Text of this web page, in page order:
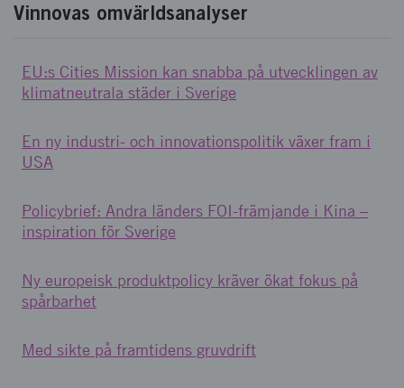
Vinnovas omvärldsanalyser
EU:s Cities Mission kan snabba på utvecklingen av
klimatneutrala städer i Sverige
En ny industri- och innovationspolitik växer fram i
USA
Policybrief: Andra länders FOI-främjande i Kina –
inspiration för Sverige
Ny europeisk produktpolicy kräver ökat fokus på
spårbarhet
Med sikte på framtidens gruvdrift